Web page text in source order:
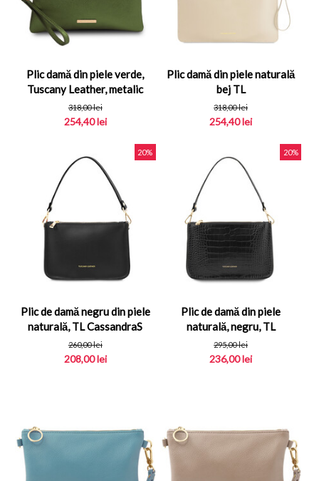
Plic damă din piele verde,
Tuscany Leather, metalic
318,00 lei
254,40lei
Plic damă din piele naturală
bej TL
318,00 lei
254,40lei
20%
Plic de damă negru din piele
naturală, TL CassandraS
260,00 lei
208,00lei
20%
Plic de damă din piele
naturală, negru, TL
CassandraS
295,00 lei
236,00lei